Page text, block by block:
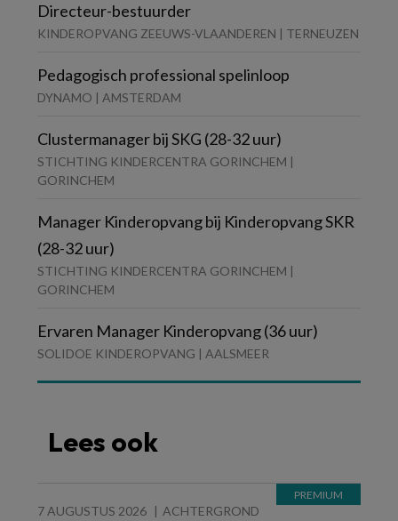
Directeur-bestuurder
KINDEROPVANG ZEEUWS-VLAANDEREN | TERNEUZEN
Pedagogisch professional spelinloop
DYNAMO | AMSTERDAM
Clustermanager bij SKG (28-32 uur)
STICHTING KINDERCENTRA GORINCHEM |
GORINCHEM
Manager Kinderopvang bij Kinderopvang SKR
(28-32 uur)
STICHTING KINDERCENTRA GORINCHEM |
GORINCHEM
Ervaren Manager Kinderopvang (36 uur)
SOLIDOE KINDEROPVANG | AALSMEER
Lees ook
7 AUGUSTUS 2026 ACHTERGROND